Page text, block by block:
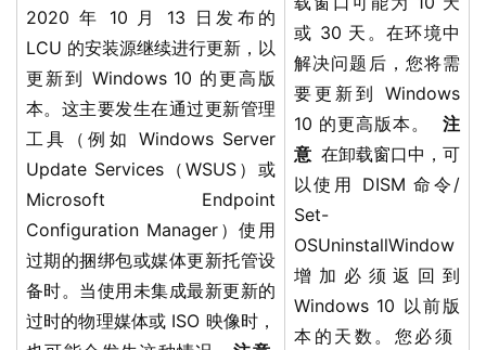
2020 年 10 月 13 日发布的
LCU 的安装源继续进行更新，以
更新到 Windows 10 的更高版
本。这主要发生在通过更新管理
工具（例如 Windows Server
Update Services（WSUS）或
Microsoft Endpoint
Configuration Manager）使用
过期的捆绑包或媒体更新托管设
备时。当使用未集成最新更新的
过时的物理媒体或 ISO 映像时，
或 30 天。在环境中
解决问题后，您将需
要更新到 Windows
10 的更高版本。 注
意 在卸载窗口中，可
以使用 DISM 命令/
Set-
OSUninstallWindow
增加必须返回到
Windows 10 以前版
本的天数。您必须